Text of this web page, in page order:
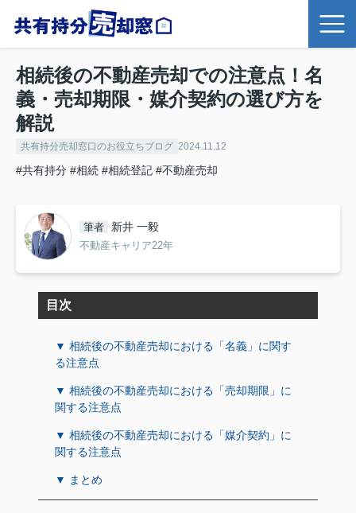
相続後の不動産売却での注意点！名
義・売却期限・媒介契約の選び方を
解説
共有持分売却窓口のお役立ちブログ 2024.11.12
#共有持分 #相続 #相続登記 #不動産売却
筆者 新井 一毅
不動産キャリア22年
目次
▼ 相続後の不動産売却における「名義」に関す
る注意点
▼ 相続後の不動産売却における「売却期限」に
関する注意点
▼ 相続後の不動産売却における「媒介契約」に
関する注意点
▼ まとめ